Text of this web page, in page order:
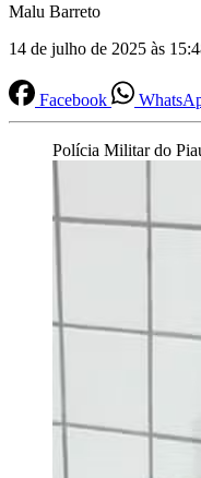
Malu Barreto
14 de julho de 2025 às
Facebook
Polícia Militar do